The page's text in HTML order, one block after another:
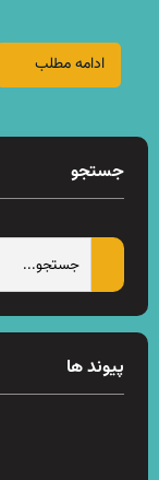
ادامه مطلب
جستجو
پیوند ها